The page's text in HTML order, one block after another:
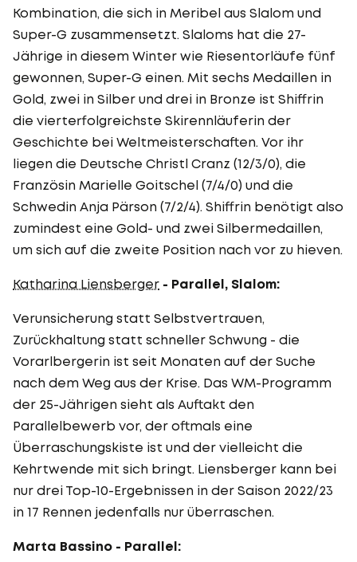
Kombination, die sich in Meribel aus Slalom und
Super-G zusammensetzt. Slaloms hat die 27-
Jährige in diesem Winter wie Riesentorläufe fünf
gewonnen, Super-G einen. Mit sechs Medaillen in
Gold, zwei in Silber und drei in Bronze ist Shiffrin
die vierterfolgreichste Skirennläuferin der
Geschichte bei Weltmeisterschaften. Vor ihr
liegen die Deutsche Christl Cranz (12/3/0), die
Französin Marielle Goitschel (7/4/0) und die
Schwedin Anja Pärson (7/2/4). Shiffrin benötigt also
zumindest eine Gold- und zwei Silbermedaillen,
um sich auf die zweite Position nach vor zu hieven.
Katharina Liensberger - Parallel, Slalom:
Verunsicherung statt Selbstvertrauen,
Zurückhaltung statt schneller Schwung - die
Vorarlbergerin ist seit Monaten auf der Suche
nach dem Weg aus der Krise. Das WM-Programm
der 25-Jährigen sieht als Auftakt den
Parallelbewerb vor, der oftmals eine
Überraschungskiste ist und der vielleicht die
Kehrtwende mit sich bringt. Liensberger kann bei
nur drei Top-10-Ergebnissen in der Saison 2022/23
in 17 Rennen jedenfalls nur überraschen.
Marta Bassino - Parallel: